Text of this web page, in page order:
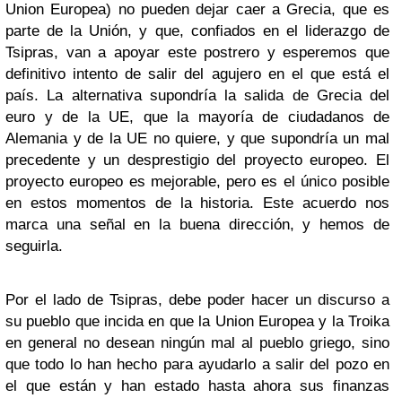
Union Europea) no pueden dejar caer a Grecia, que es
parte de la Unión, y que, confiados en el liderazgo de
Tsipras, van a apoyar este postrero y esperemos que
definitivo intento de salir del agujero en el que está el
país. La alternativa supondría la salida de Grecia del
euro y de la UE, que la mayoría de ciudadanos de
Alemania y de la UE no quiere, y que supondría un mal
precedente y un desprestigio del proyecto europeo. El
proyecto europeo es mejorable, pero es el único posible
en estos momentos de la historia. Este acuerdo nos
marca una señal en la buena dirección, y hemos de
seguirla.
Por el lado de Tsipras, debe poder hacer un discurso a
su pueblo que incida en que la Union Europea y la Troika
en general no desean ningún mal al pueblo griego, sino
que todo lo han hecho para ayudarlo a salir del pozo en
el que están y han estado hasta ahora sus finanzas